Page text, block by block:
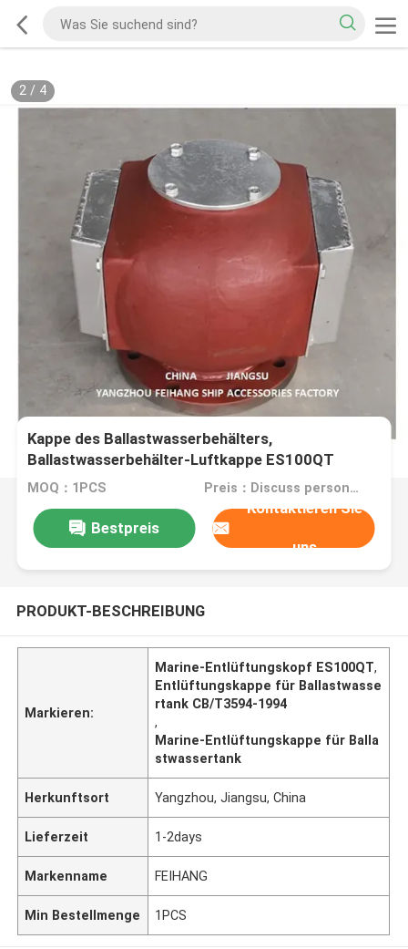
2/ 4
Ballastwasserbehälter-Luftrohrkopf, breathable
Kappe des Ballastwasserbehälters,
Ballastwasserbehälter-Luftkappe ES100QT
CB/T3594-1994
MOQ：1PCS Preis：Discuss personally
Bestpreis
Kontaktieren Sie
uns
PRODUKT-BESCHREIBUNG
Markieren:
Marine-Entlüftungskopf ES100QT,
Entlüftungskappe für Ballastwasse
rtank CB/T3594-1994
,
Marine-Entlüftungskappe für Balla
stwassertank
Herkunftsort Yangzhou, Jiangsu, China
Lieferzeit 1-2days
Markenname FEIHANG
Min Bestellmenge 1PCS